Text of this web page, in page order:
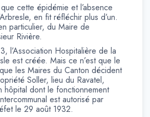
cette épidémie et l’absence
en fit réfléchir plus d’un.
particulier, du Maire de
Rivière.
l’Association Hospitalière de la
est créée. Mais ce n’est que le
les Maires du Canton décident
Soller, lieu du Ravatel,
hôpital dont le fonctionnement
est autorisé par
le 29 août 1932.